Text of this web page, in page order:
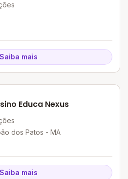
Saiba mais
Educa Nexus
dos Patos - MA
Saiba mais